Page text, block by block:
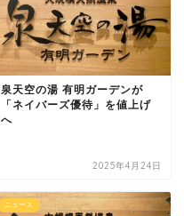
泉天空の湯 有明ガーデンが
「ネイバーズ優待」を値上げ
へ
2025年4月24日
ニュース